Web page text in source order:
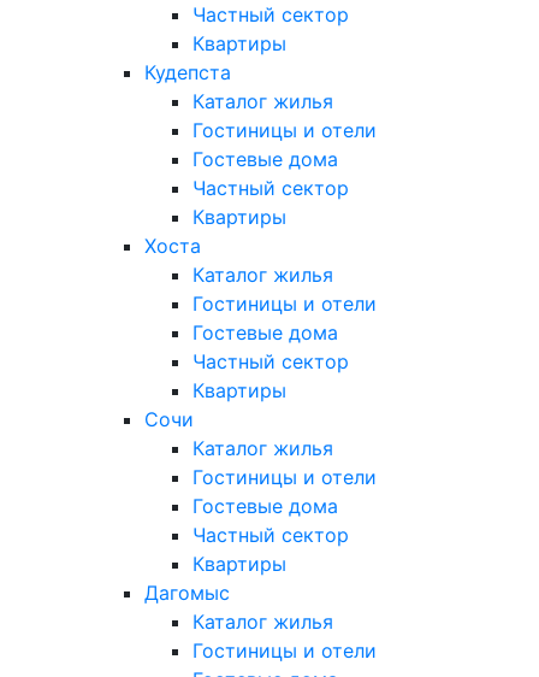
Частный сектор
Квартиры
Кудепста
Каталог жилья
Гостиницы и отели
Гостевые дома
Частный сектор
Квартиры
Хоста
Каталог жилья
Гостиницы и отели
Гостевые дома
Частный сектор
Квартиры
Сочи
Каталог жилья
Гостиницы и отели
Гостевые дома
Частный сектор
Квартиры
Дагомыс
Каталог жилья
Гостиницы и отели